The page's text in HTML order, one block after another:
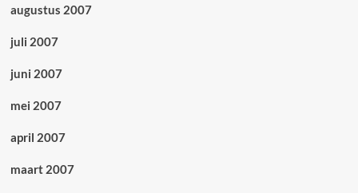
augustus 2007
juli 2007
juni 2007
mei 2007
april 2007
maart 2007